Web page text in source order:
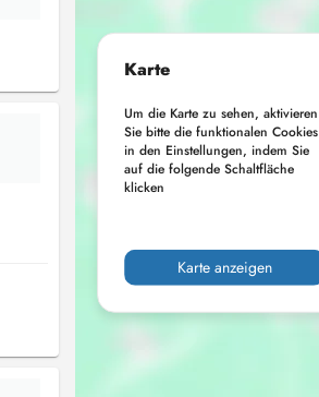
Karte
Um die Karte zu sehen, aktivieren
Sie bitte die funktionalen Cookies
in den Einstellungen, indem Sie
auf die folgende Schaltfläche
klicken
Karte anzeigen